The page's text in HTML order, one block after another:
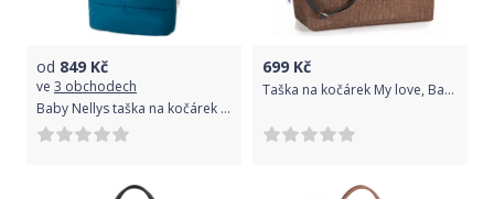
od 849 Kč
ve 3 obchodech
Baby Nellys taška na kočárek STYLE, mořská
699 Kč
Taška na kočárek My love, Baby Nellys - hnědá